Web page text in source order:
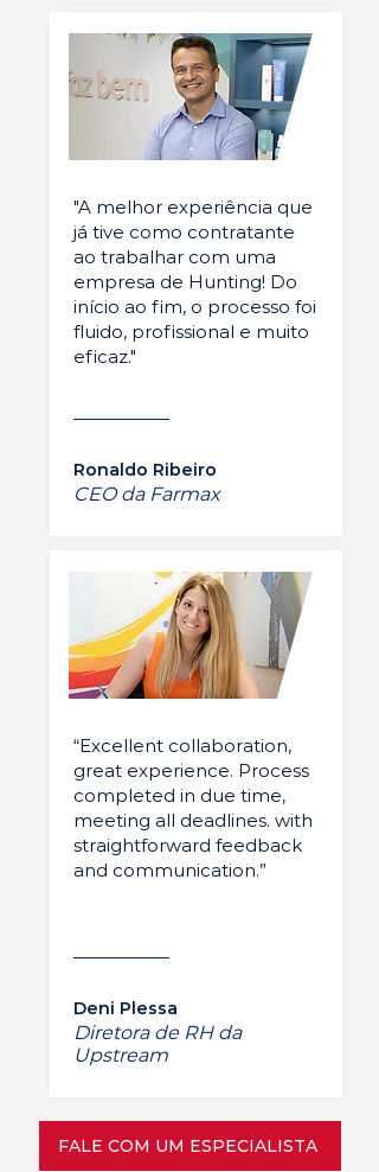
"A melhor experiência que
já tive como contratante
ao trabalhar com uma
empresa de Hunting! Do
início ao fim, o processo foi
fluido, profissional e muito
eficaz."
Ronaldo Ribeiro
CEO da Farmax
“Excellent collaboration,
great experience. Process
completed in due time,
meeting all deadlines. with
straightforward feedback
and communication.”
Deni Plessa
Diretora de RH da
Upstream
FALE COM UM ESPECIALISTA